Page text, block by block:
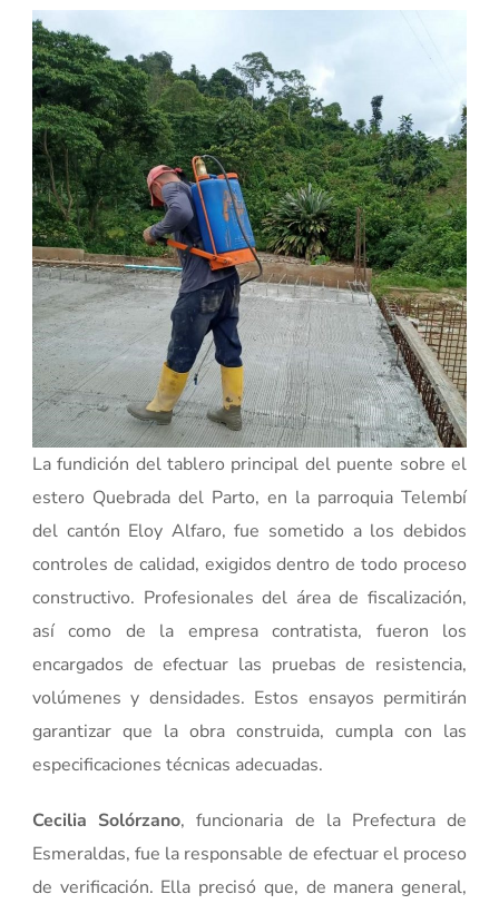
La fundición del tablero principal del puente sobre el
estero Quebrada del Parto, en la parroquia Telembí
del cantón Eloy Alfaro, fue sometido a los debidos
controles de calidad, exigidos dentro de todo proceso
constructivo. Profesionales del área de fiscalización,
así como de la empresa contratista, fueron los
encargados de efectuar las pruebas de resistencia,
volúmenes y densidades. Estos ensayos permitirán
garantizar que la obra construida, cumpla con las
especificaciones técnicas adecuadas.
Cecilia Solórzano, funcionaria de la Prefectura de
Esmeraldas, fue la responsable de efectuar el proceso
de verificación. Ella precisó que, de manera general,